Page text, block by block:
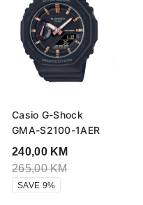
Casio G-Shock
GMA-S2100-1AER
240,00 KM
265,00KM
SAVE 9%